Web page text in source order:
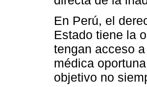
En Perú, el
Estado tiene la
tengan acceso
médica
objetivo no